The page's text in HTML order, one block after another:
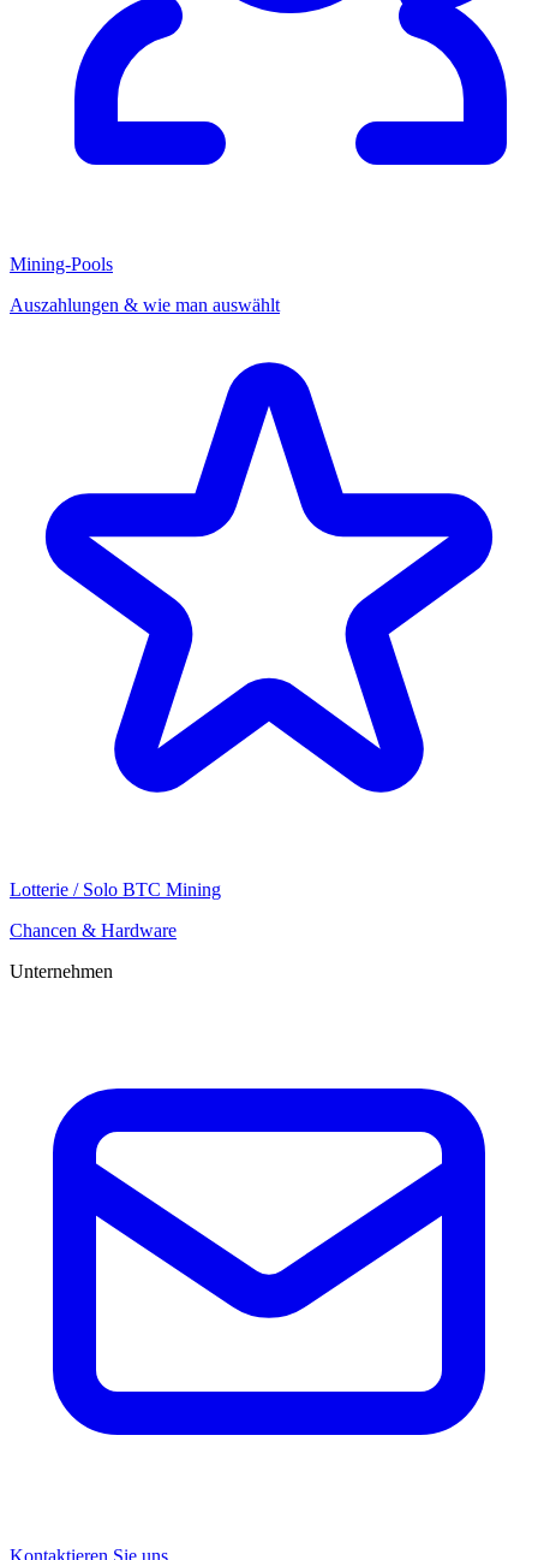
Mining-Pools
Auszahlungen & wie man auswählt
Lotterie / Solo BTC Mining
Chancen & Hardware
Unternehmen
Kontaktieren Sie uns